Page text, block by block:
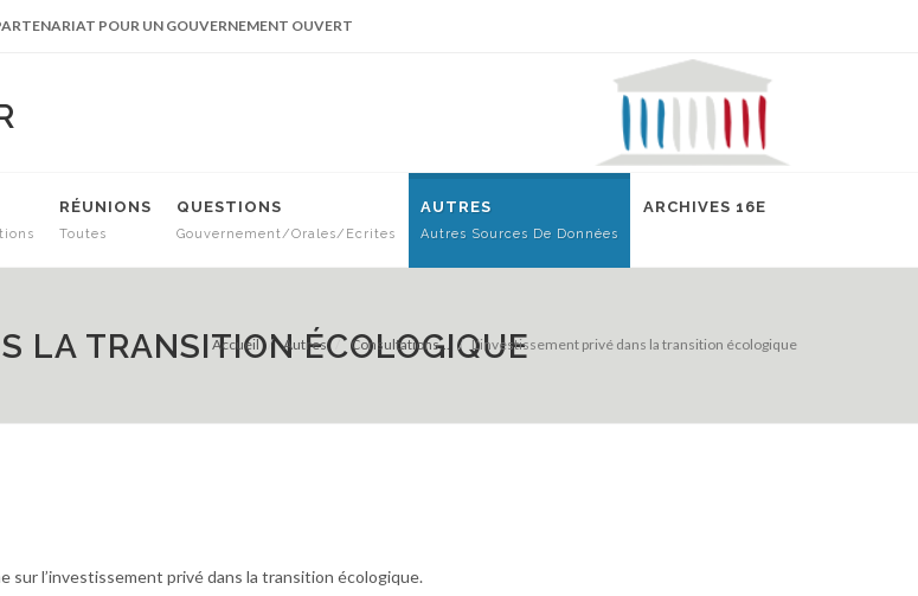
POUR UN GOUVERNEMENT OUVERT
RÉUNIONS
Toutes
QUESTIONS
Gouvernement/Orales/Ecrites
AUTRES
Autres Sources De Données
ARCHIVES 16E
LA TRANSITION ÉCOLOGIQUE
Accueil Autres Consultations... L’investissement privé dans la transition écologique
sur l’investissement privé dans la transition écologique.